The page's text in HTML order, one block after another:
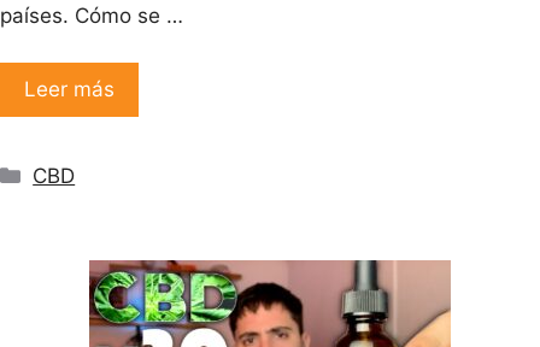
países. Cómo se …
Leer más
Categorías
CBD